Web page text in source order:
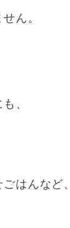
ん。
、
はんなど、